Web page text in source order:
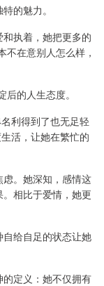
的魅力。
执着，她把更多的
不在意别人怎么样，
的人生态度。
利得到了也无足轻
活，让她在繁忙的
。她深知，感情这
相比于爱情，她更
给自足的状态让她
定义：她不仅拥有